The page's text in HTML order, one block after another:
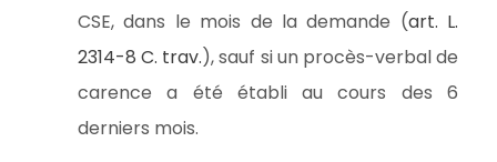
CSE, dans le mois de la demande (art. L.
2314-8 C. trav.), sauf si un procès-verbal de
carence a été établi au cours des 6
derniers mois.